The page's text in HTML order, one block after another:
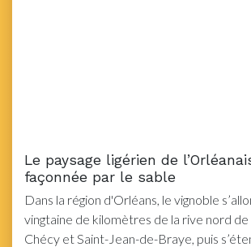
Le paysage ligérien de
façonnée par le sable
Dans la région d'Orléans, le vignoble
vingtaine de kilomètres de la rive nord
Chécy et Saint-Jean-de-Braye, puis